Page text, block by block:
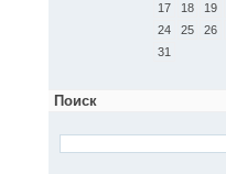
17
18 19
24
25 26
31
Поиск